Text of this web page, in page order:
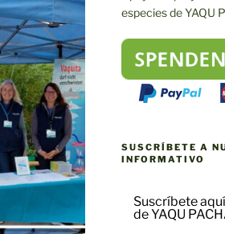
especies de YAQU
SUSCRÍBETE A
INFORMATIVO
Suscríbete
de YAQU